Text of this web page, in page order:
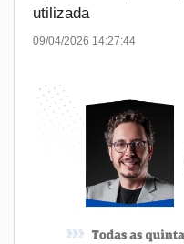
utilizada
09/04/2026 14:27:44